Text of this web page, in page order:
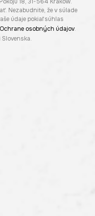
18, 31-564 Kraków.
Nezabudnite, že v súlade
údaje pokiaľ súhlas
Ochrane osobných údajov.